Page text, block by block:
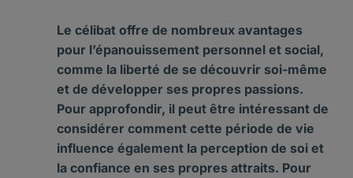
Le célibat offre de nombreux avantages
pour l’épanouissement personnel et social,
comme la liberté de se découvrir soi-même
et de développer ses propres passions.
Pour approfondir, il peut être intéressant de
considérer comment cette période de vie
influence également la perception de soi et
la confiance en ses propres attraits. Pour